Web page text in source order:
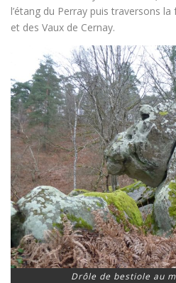
l’étang du Perray puis traversons
et des Vaux de Cernay.
Drôle de bestiole au